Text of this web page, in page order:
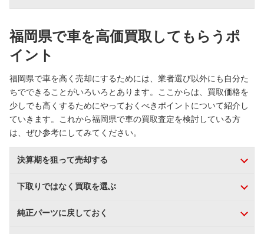
福岡県で車を高価買取してもらうポ
イント
福岡県で車を高く売却にするためには、業者選び以外にも自分た
ちでできることがいろいろとあります。ここからは、買取価格を
少しでも高くするためにやっておくべきポイントについて紹介し
ていきます。これから福岡県で車の買取査定を検討している方
は、ぜひ参考にしてみてください。
決算期を狙って売却する
下取りではなく買取を選ぶ
純正パーツに戻しておく